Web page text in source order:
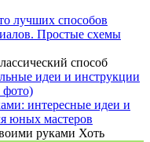
лучших способов
Простые схемы
способ
интересные идеи и
юных мастеров
руками Хоть